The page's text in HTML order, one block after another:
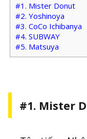
#1. Mister Donut
#2. Yoshinoya
#3. CoCo Ichibanya
#4. SUBWAY
#5. Matsuya
#1. Mister